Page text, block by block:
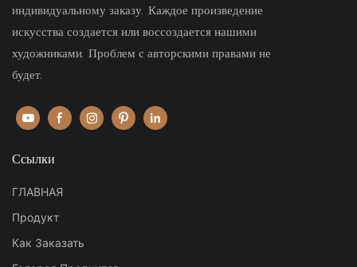
индивидуальному заказу. Каждое произведение
искусства создается или воссоздается нашими
художниками. Проблем с авторскими правами не
будет.
Ссылки
ГЛАВНАЯ
Продукт
Как Заказать